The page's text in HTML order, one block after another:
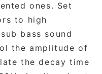
ones. Set
to high
bass sound
the amplitude of
the decay time